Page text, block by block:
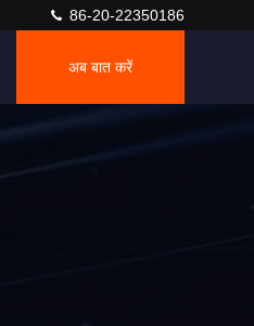
86-20-22350186
अब बात करें